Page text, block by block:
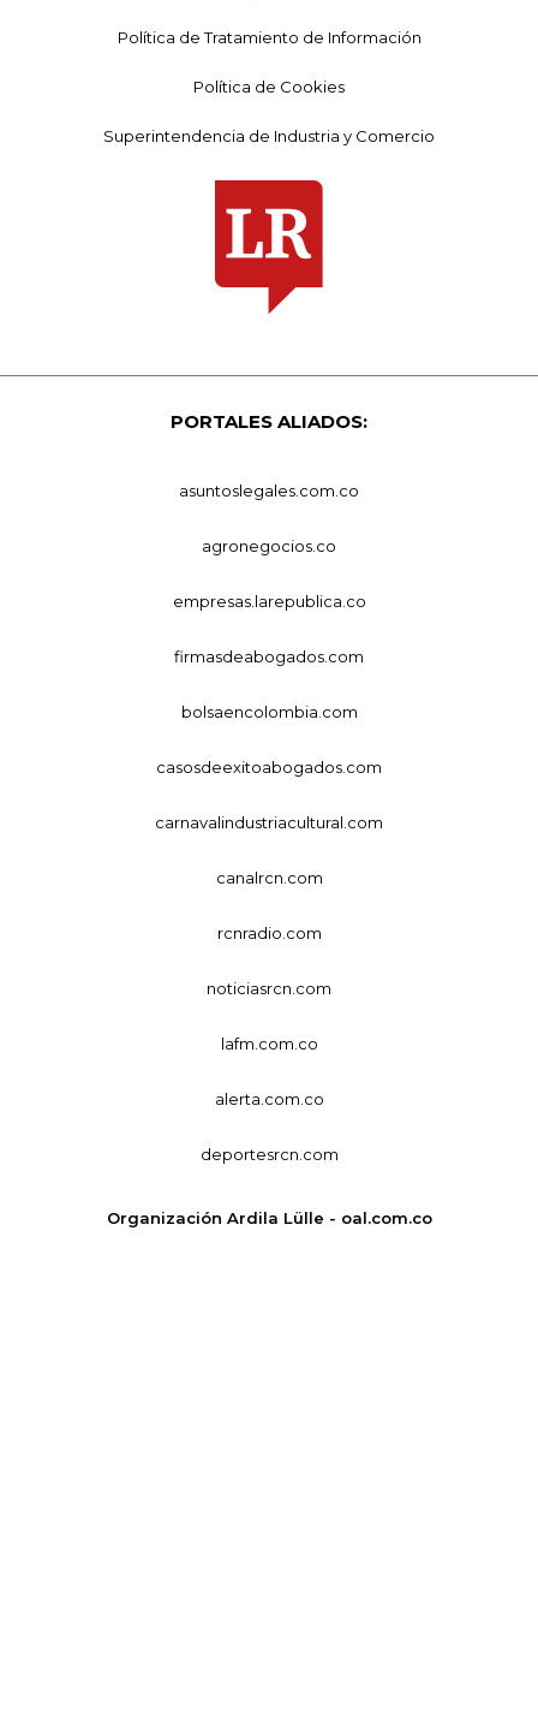
Política de Tratamiento de Información
Política de Cookies
Superintendencia de Industria y Comercio
PORTALES ALIADOS:
asuntoslegales.com.co
agronegocios.co
empresas.larepublica.co
firmasdeabogados.com
bolsaencolombia.com
casosdeexitoabogados.com
carnavalindustriacultural.com
canalrcn.com
rcnradio.com
noticiasrcn.com
lafm.com.co
alerta.com.co
deportesrcn.com
Organización Ardila Lülle - oal.com.co